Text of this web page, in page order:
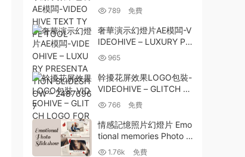
TEXT TYPE TOOL
789 免費
奢華演示幻燈片AE模闆-V
IDEOHIVE – LUXURY PR
ESENTATION SLIDESHO
W – 24876967
965
幹擾花屏效果LOGO包裝-
VIDEOHIVE – GLITCH L
OGO FOR PREMIERE PR
O 26548695
766 免費
情感記憶照片幻燈片 Emo
tional memories Photo sl
ideshow
1.76k 免費